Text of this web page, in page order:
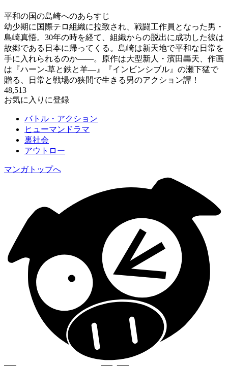
平和の国の島崎へのあらすじ
幼少期に国際テロ組織に拉致され、戦闘工作員となった男・
島崎真悟。30年の時を経て、組織からの脱出に成功した彼は
故郷である日本に帰ってくる。島崎は新天地で平和な日常を
手に入れられるのか――。原作は大型新人・濱田轟天、作画
は『ハーン‐草と鉄と羊—』『インビンシブル』の瀬下猛で
贈る、日常と戦場の狭間で生きる男のアクション譚！
48,513
お気に入りに登録
バトル・アクション
ヒューマンドラマ
裏社会
アウトロー
マンガトップへ